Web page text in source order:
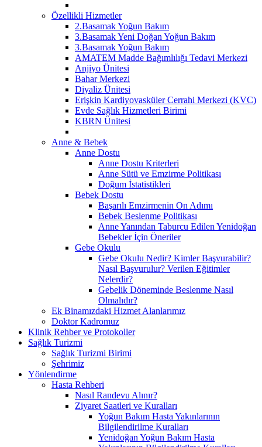
Özellikli Hizmetler
2.Basamak Yoğun Bakım
3.Basamak Yeni Doğan Yoğun Bakım
3.Basamak Yoğun Bakım
AMATEM Madde Bağımlılığı Tedavi Merkezi
Anjiyo Ünitesi
Bahar Merkezi
Diyaliz Ünitesi
Erişkin Kardiyovasküler Cerrahi Merkezi (KVC)
Evde Sağlık Hizmetleri Birimi
KBRN Ünitesi
Anne & Bebek
Anne Dostu
Anne Dostu Kriterleri
Anne Sütü ve Emzirme Politikası
Doğum İstatistikleri
Bebek Dostu
Başarılı Emzirmenin On Adımı
Bebek Beslenme Politikası
Anne Yanından Taburcu Edilen Yenidoğan
Bebekler İçin Öneriler
Gebe Okulu
Gebe Okulu Nedir? Kimler Başvurabilir?
Nasıl Başvurulur? Verilen Eğitimler
Nelerdir?
Gebelik Döneminde Beslenme Nasıl
Olmalıdır?
Ek Binamızdaki Hizmet Alanlarımız
Doktor Kadromuz
Klinik Rehber ve Protokoller
Sağlık Turizmi
Sağlık Turizmi Birimi
Şehrimiz
Yönlendirme
Hasta Rehberi
Nasıl Randevu Alınır?
Ziyaret Saatleri ve Kuralları
Yoğun Bakım Hasta Yakınlarının
Bilgilendirilme Kuralları
Yenidoğan Yoğun Bakım Hasta